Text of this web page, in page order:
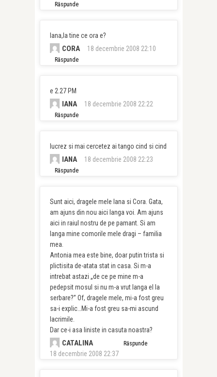
Răspunde
Iana,la tine ce ora e?
CORA 18 decembrie 2008 22:10
Răspunde
e 2.27 PM
IANA 18 decembrie 2008 22:22
Răspunde
lucrez si mai cercetez ai tango cind si cind
IANA 18 decembrie 2008 22:23
Răspunde
Sunt aici, dragele mele Iana si Cora. Gata,
am ajuns din nou aici langa voi. Am ajuns
aici in raiul nostru de pe pamant. Si am
langa mine comorile mele dragi – familia
mea.
Antonia mea este bine, doar putin trista si
plictisita de-atata stat in casa. Si m-a
intrebat astazi „de ce pe mine m-a
pedepsit mosul si nu m-a vrut langa el la
serbare?” Of, dragele mele, mi-a fost greu
sa-i explic…Mi-a fost greu sa-mi ascund
lacrimile.
Dar ce-i asa liniste in casuta noastra?
CATALINA
18 decembrie 2008 22:37
Răspunde